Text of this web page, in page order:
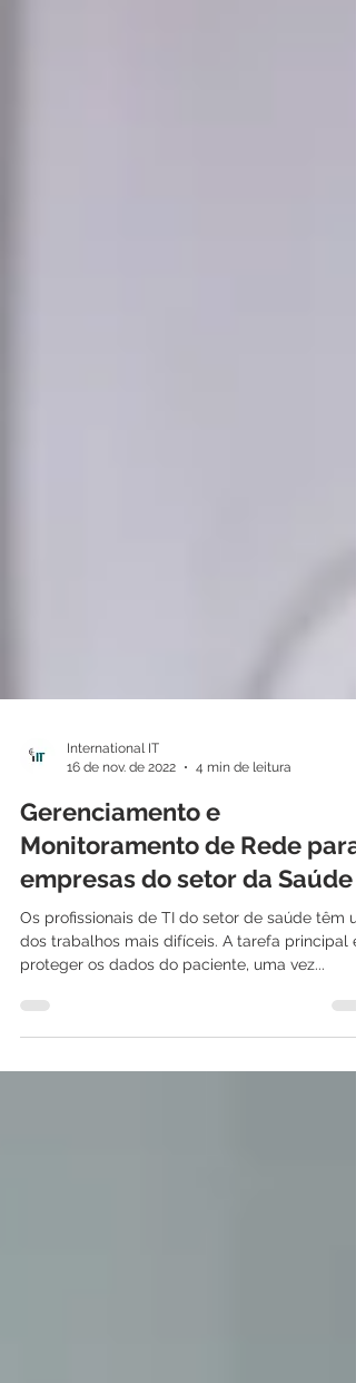
16 de nov. de 2022
4 min de leitura
Gerenciamento e
Monitoramento de Rede para
empresas do setor da Saúde
Os profissionais de TI do setor de saúde têm
proteger os dados do paciente, uma vez...